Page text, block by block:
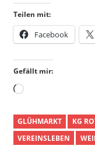
Teilen mit:
Facebook
Gefällt mir:
Wird
GLÜHMARKT KG
VEREINSLEBEN